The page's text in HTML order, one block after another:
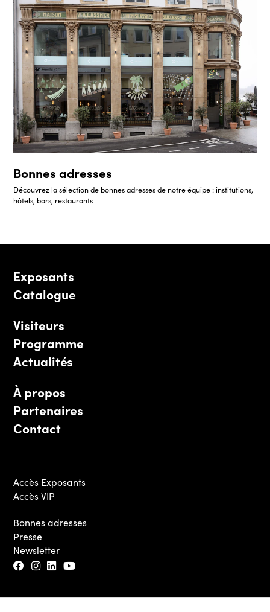
Bonnes adresses
Découvrez la sélection de bonnes adresses de notre équipe : institutions,
hôtels, bars, restaurants
Exposants
Catalogue
Visiteurs
Programme
Actualités
À propos
Partenaires
Contact
Accès Exposants
Accès VIP
Bonnes adresses
Presse
Newsletter